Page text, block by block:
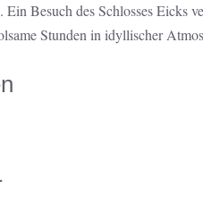
Besuch des Schlosses Eicks
Stunden in idyllischer